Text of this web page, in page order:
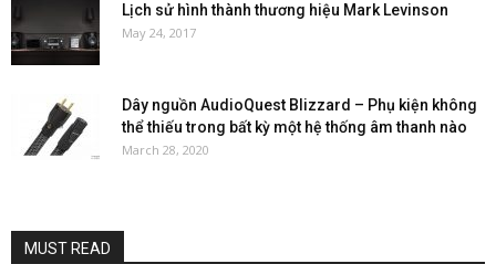
Lịch sử hình thành thương hiệu Mark Levinson
May 24, 2017
Dây nguồn AudioQuest Blizzard – Phụ kiện không
thể thiếu trong bất kỳ một hệ thống âm thanh nào
March 28, 2020
MUST READ